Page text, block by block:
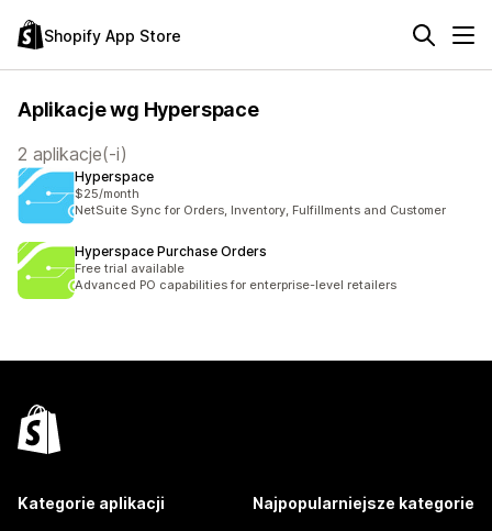
Shopify App Store
Aplikacje wg Hyperspace
2 aplikacje(-i)
Hyperspace
$25/month
NetSuite Sync for Orders, Inventory, Fulfillments and Customer
Hyperspace Purchase Orders
Free trial available
Advanced PO capabilities for enterprise-level retailers
Kategorie aplikacji Najpopularniejsze kategorie